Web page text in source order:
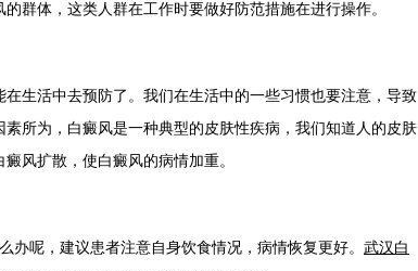
群体，这类人群在工作时要做好防范措施在进行操作。
活中去预防了。我们在生活中的一些习惯也要注意，导致
所为，白癜风是一种典型的皮肤性疾病，我们知道人的皮肤
风扩散，使白癜风的病情加重。
呢，建议患者注意自身饮食情况，病情恢复更好。 武汉白